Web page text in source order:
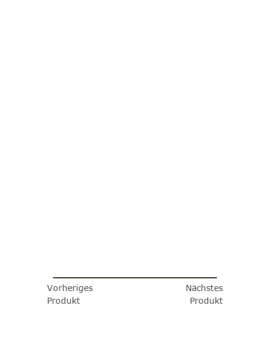
Vorheriges
Produkt
Nächstes
Produkt